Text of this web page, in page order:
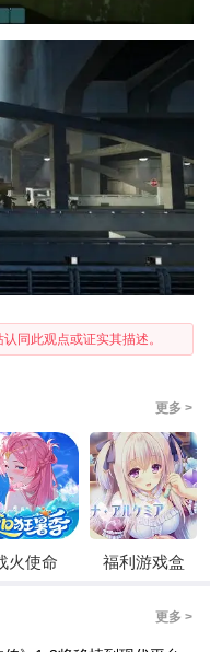
同此观点或证实其描述。
更多 >
火使命 福利游戏盒
更多 >